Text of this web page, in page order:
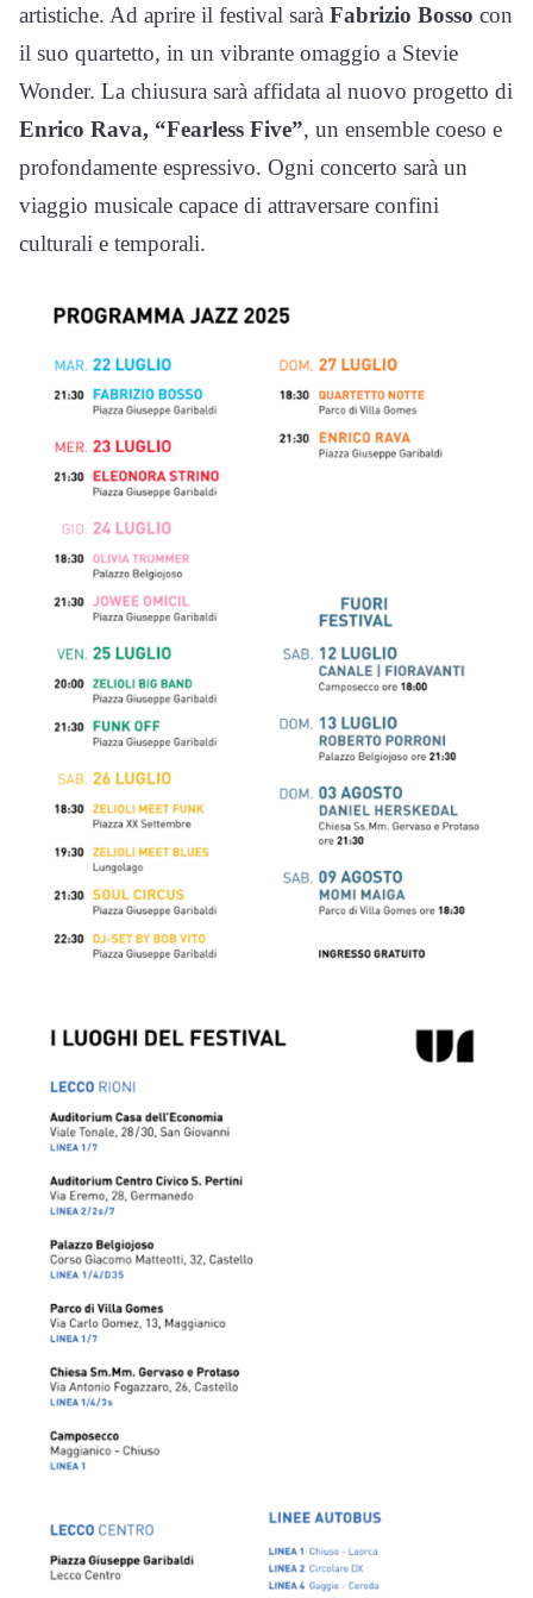
artistiche. Ad aprire il festival sarà Fabrizio Bosso con
il suo quartetto, in un vibrante omaggio a Stevie
Wonder. La chiusura sarà affidata al nuovo progetto di
Enrico Rava, “Fearless Five”, un ensemble coeso e
profondamente espressivo. Ogni concerto sarà un
viaggio musicale capace di attraversare confini
culturali e temporali.